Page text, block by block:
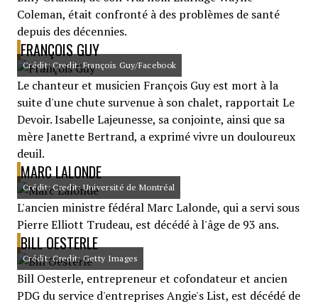
Coleman, était confronté à des problèmes de santé
depuis des décennies.
FRANÇOIS GUY
Crédit: Credit: François Guy/Facebook
Le chanteur et musicien François Guy est mort à la
suite d'une chute survenue à son chalet, rapportait Le
Devoir. Isabelle Lajeunesse, sa conjointe, ainsi que sa
mère Janette Bertrand, a exprimé vivre un douloureux
deuil.
MARC LALONDE
Crédit: Credit: Université de Montréal
L'ancien ministre fédéral Marc Lalonde, qui a servi sous
Pierre Elliott Trudeau, est décédé à l'âge de 93 ans.
BILL OESTERLE
Crédit: Credit: Getty Images
Bill Oesterle, entrepreneur et cofondateur et ancien
PDG du service d'entreprises Angie's List, est décédé de